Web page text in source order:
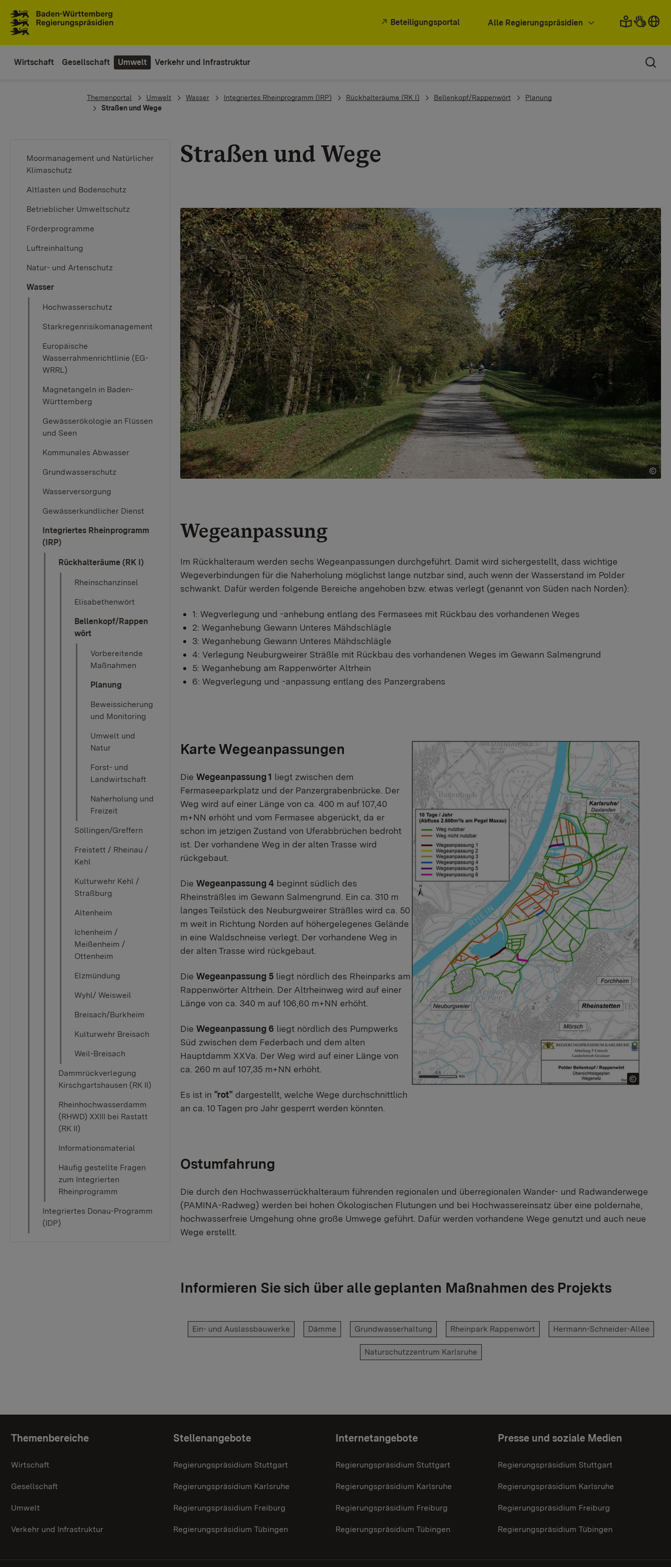
Beteiligungsportal Alle Regierungspräsidien
Wirtschaft Gesellschaft Umwelt Verkehr und Infrastruktur
You are here:
Themenportal Umwelt Wasser Integriertes Rheinprogramm (IRP) Rückhalteräume (RK I) Bellenkopf/Rappenwört
Planung
Straßen und Wege
Moormanagement und Natürlicher
Klimaschutz
Altlasten und Bodenschutz
Betrieblicher Umweltschutz
Förderprogramme
Luftreinhaltung
Natur- und Artenschutz
Wasser
Hochwasserschutz
Starkregenrisikomanagement
Europäische
Wasserrahmenrichtlinie (EG-
WRRL)
Magnetangeln in Baden-
Württemberg
Gewässerökologie an Flüssen
und Seen
Kommunales Abwasser
Grundwasserschutz
Wasserversorgung
Gewässerkundlicher Dienst
Integriertes Rheinprogramm
(IRP)
Rückhalteräume (RK I)
Rheinschanzinsel
Elisabethenwört
Bellenkopf/Rappen
wört
Vorbereitende
Maßnahmen
Planung
Beweissicherung
und Monitoring
Umwelt und
Natur
Forst- und
Landwirtschaft
Naherholung und
Freizeit
Söllingen/Greffern
Freistett / Rheinau /
Kehl
Kulturwehr Kehl /
Straßburg
Altenheim
Ichenheim /
Meißenheim /
Ottenheim
Elzmündung
Wyhl/ Weisweil
Breisach/Burkheim
Kulturwehr Breisach
Weil-Breisach
Dammrückverlegung
Kirschgartshausen (RK II)
Rheinhochwasserdamm
(RHWD) XXIII bei Rastatt
(RK II)
Informationsmaterial
Häufig gestellte Fragen
zum Integrierten
Rheinprogramm
Integriertes Donau-Programm
(IDP)
Straßen und Wege
Wegeanpassung
Im Rückhalteraum werden sechs Wegeanpassungen durchgeführt. Damit wird sichergestellt, dass wichtige
Wegeverbindungen für die Naherholung möglichst lange nutzbar sind, auch wenn der Wasserstand im Polder
schwankt. Dafür werden folgende Bereiche angehoben bzw. etwas verlegt (genannt von Süden nach Norden):
1: Wegverlegung und -anhebung entlang des Fermasees mit Rückbau des vorhandenen Weges
2: Weganhebung Gewann Unteres Mähdschlägle
3: Weganhebung Gewann Unteres Mähdschlägle
4: Verlegung Neuburgweirer Sträßle mit Rückbau des vorhandenen Weges im Gewann Salmengrund
5: Weganhebung am Rappenwörter Altrhein
6: Wegverlegung und -anpassung entlang des Panzergrabens
Karte Wegeanpassungen
Die Wegeanpassung 1 liegt zwischen dem
Fermaseeparkplatz und der Panzergrabenbrücke. Der
Weg wird auf einer Länge von ca. 400 m auf 107,40
m+NN erhöht und vom Fermasee abgerückt, da er
schon im jetzigen Zustand von Uferabbrüchen bedroht
ist. Der vorhandene Weg in der alten Trasse wird
rückgebaut.
Die Wegeanpassung 4 beginnt südlich des
Rheinsträßles im Gewann Salmengrund. Ein ca. 310 m
langes Teilstück des Neuburgweirer Sträßles wird ca. 50
m weit in Richtung Norden auf höhergelegenes Gelände
in eine Waldschneise verlegt. Der vorhandene Weg in
der alten Trasse wird rückgebaut.
Die Wegeanpassung 5 liegt nördlich des Rheinparks am
Rappenwörter Altrhein. Der Altrheinweg wird auf einer
Länge von ca. 340 m auf 106,60 m+NN erhöht.
Die Wegeanpassung 6 liegt nördlich des Pumpwerks
Süd zwischen dem Federbach und dem alten
Hauptdamm XXVa. Der Weg wird auf einer Länge von
ca. 260 m auf 107,35 m+NN erhöht.
Es ist in "rot" dargestellt, welche Wege durchschnittlich
an ca. 10 Tagen pro Jahr gesperrt werden könnten.
Ostumfahrung
Die durch den Hochwasserrückhalteraum führenden regionalen und überregionalen Wander- und Radwanderwege
(PAMINA-Radweg) werden bei hohen Ökologischen Flutungen und bei Hochwassereinsatz über eine poldernahe,
hochwasserfreie Umgehung ohne große Umwege geführt. Dafür werden vorhandene Wege genutzt und auch neue
Wege erstellt.
Informieren Sie sich über alle geplanten Maßnahmen des Projekts
Ein- und Auslassbauwerke Dämme Grundwasserhaltung Rheinpark Rappenwört Hermann-Schneider-Allee
Naturschutzzentrum Karlsruhe
Themenübersicht
Themenbereiche
Wirtschaft
Gesellschaft
Umwelt
Verkehr und Infrastruktur
Stellenangebote
Regierungspräsidium Stuttgart
Regierungspräsidium Karlsruhe
Regierungspräsidium Freiburg
Regierungspräsidium Tübingen
Internetangebote
Regierungspräsidium Stuttgart
Regierungspräsidium Karlsruhe
Regierungspräsidium Freiburg
Regierungspräsidium Tübingen
Presse und soziale Medien
Regierungspräsidium Stuttgart
Regierungspräsidium Karlsruhe
Regierungspräsidium Freiburg
Regierungspräsidium Tübingen